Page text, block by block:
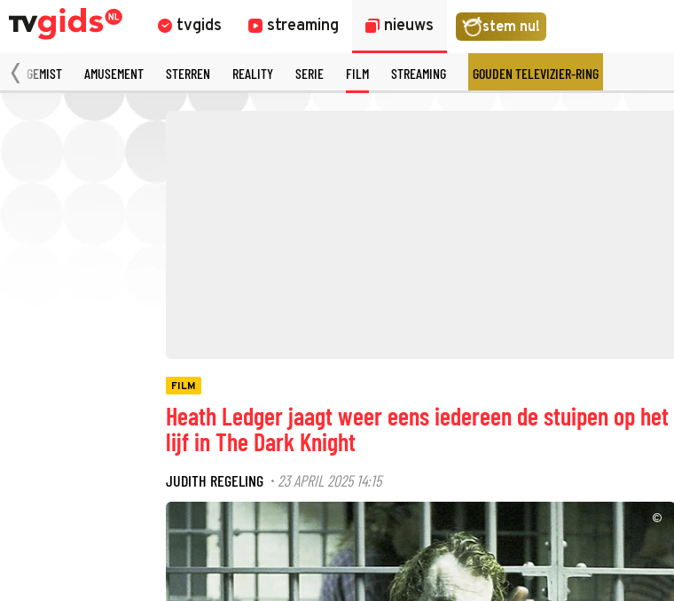
tvgids streaming nieuws stem nu!
GEMIST AMUSEMENT STERREN REALITY SERIE FILM STREAMING GOUDEN TELEVIZIER-RING
FILM
Heath Ledger jaagt weer eens iedereen de stuipen op het
lijf in The Dark Knight
JUDITH REGELING · 23 APRIL 2025 14:15
©